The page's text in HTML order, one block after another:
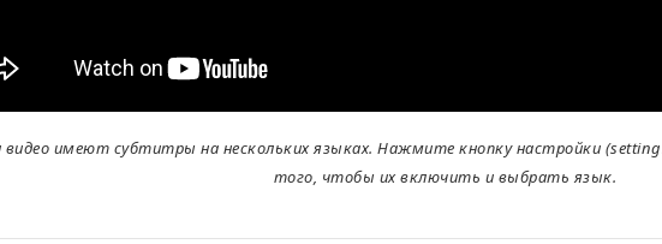
имеют субтитры на нескольких языках. Нажмите кнопку настройки
того, чтобы их включить и выбрать язык.